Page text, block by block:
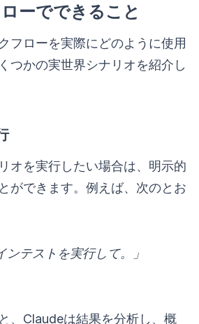
ーでできること
フローを実際にどのように使用
つかの実世界シナリオを紹介し
オを実行したい場合は、明示的
ができます。例えば、次のとお
ンテストを実行して。」
、Claudeは結果を分析し、概